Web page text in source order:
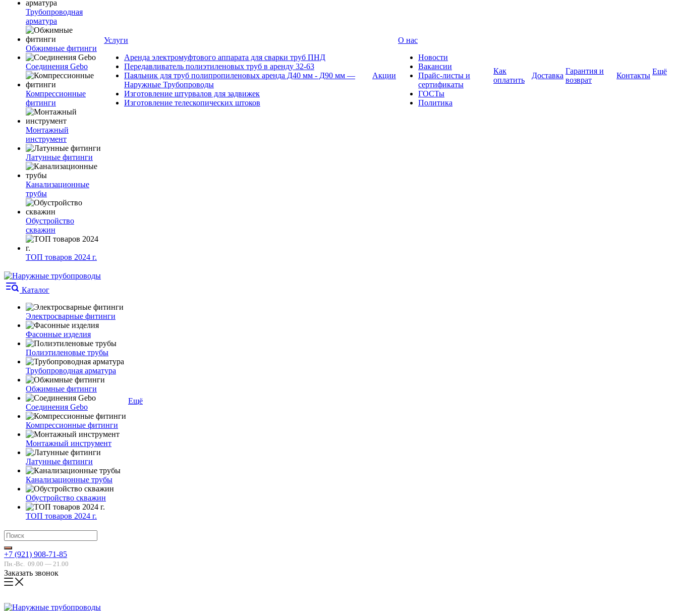
Трубопроводная
арматура
Обжимные фитинги
Соединения Gebo
Компрессионные
фитинги
Монтажный
инструмент
Латунные фитинги
Канализационные
трубы
Обустройство
скважин
ТОП товаров 2024 г.
Услуги
Аренда электромуфтового аппарата для сварки труб ПНД
Передавливатель полиэтиленовых труб в аренду 32-63
Паяльник для труб полипропиленовых аренда Д40 мм - Д90 мм —
Наружные Трубопроводы
Изготовление штурвалов для задвижек
Изготовление телескопических штоков
Акции
О нас
Новости
Вакансии
Прайс-листы и
сертификаты
ГОСТы
Политика
Как
оплатить
Доставка
Гарантия и
возврат
Контакты Ещё
Каталог
Электросварные фитинги
Фасонные изделия
Полиэтиленовые трубы
Трубопроводная арматура
Обжимные фитинги
Соединения Gebo
Компрессионные фитинги
Монтажный инструмент
Латунные фитинги
Канализационные трубы
Обустройство скважин
ТОП товаров 2024 г.
Ещё
+7 (921) 908-71-85
Пн.-Вс. 09.00 — 21.00
Заказать звонок